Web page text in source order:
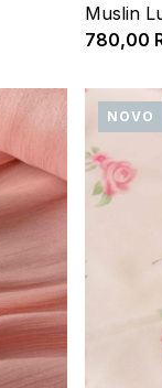
Muslin
780,00
NOVO